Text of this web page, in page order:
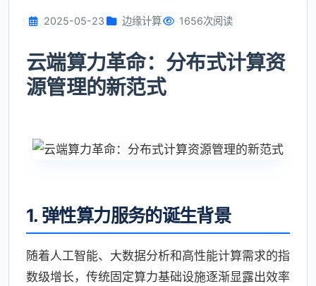
2025-05-23 边缘计算 1656次阅读
云端算力革命：分布式计算资
源管理的新范式
1. 弹性算力服务的诞生背景
随着人工智能、大数据分析和高性能计算需求的指
数级增长，传统固定算力基础设施逐渐显露出效率